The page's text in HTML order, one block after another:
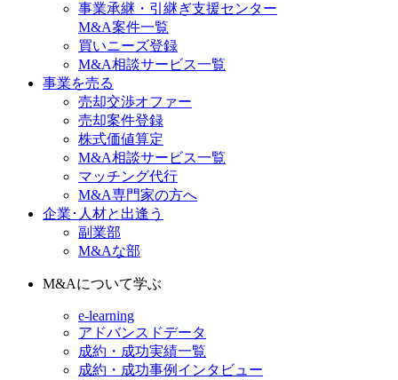
事業承継・引継ぎ支援センター
M&A案件一覧
買いニーズ登録
M&A相談サービス一覧
事業を売る
売却交渉オファー
売却案件登録
株式価値算定
M&A相談サービス一覧
マッチング代行
M&A専門家の方へ
企業･人材と出逢う
副業部
M&Aな部
M&Aについて学ぶ
e-learning
アドバンスドデータ
成約・成功実績一覧
成約・成功事例インタビュー